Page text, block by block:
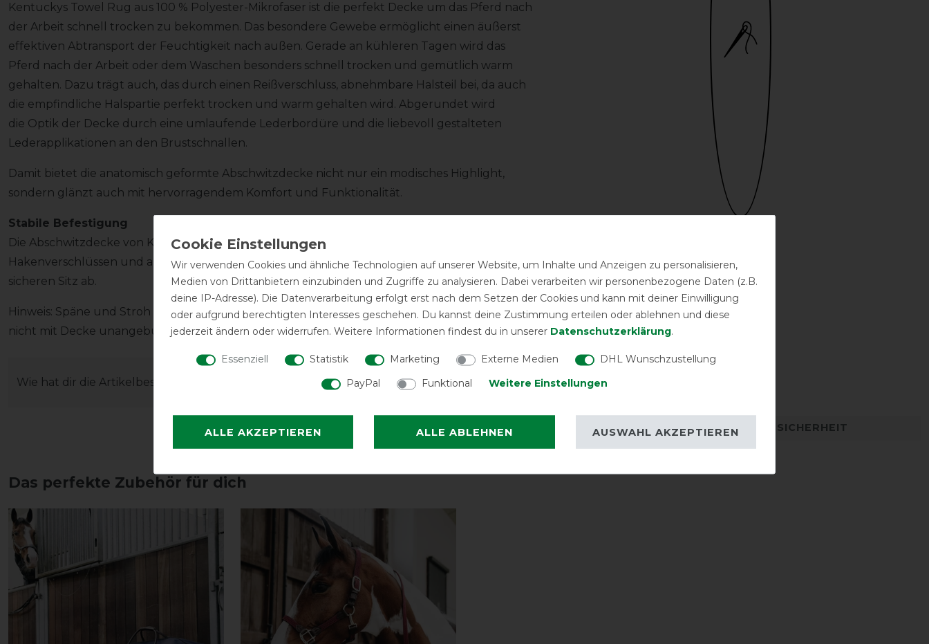
Kentuckys Towel Rug aus 100 % Polyester-Mikrofaser ist die perfekt Decke um das Pferd nach
der Arbeit schnell trocken zu bekommen. Das besondere Gewebe ermöglicht einen äußerst
effektiven Abtransport der Feuchtigkeit nach außen. Gerade an kühleren Tagen wird das
Pferd nach der Arbeit oder dem Waschen besonders schnell trocken und gemütlich warm
gehalten. Dazu trägt auch, das durch einen Reißverschluss, abnehmbare Halsteil bei, da auch
die empfindliche Halspartie perfekt trocken und warm gehalten wird. Abgerundet wird
die Optik der Decke durch eine umlaufende Lederbordüre und die liebevoll gestalteten
Lederapplikationen an den Brustschnallen.
Damit bietet die anatomisch geformte Abschwitzdecke nicht nur ein modisches Highlight,
sondern glänzt auch mit hervorragendem Komfort und Funktionalität.
Stabile Befestigung
Die Abschwitzdecke von Kentucky schließt an der Brust über zwei Schnallen mit T-
Hakenverschlüssen und am Hals mit zwei Klettverschlüssen, ein Schweifriemen rundet den
sicheren Sitz ab.
Hinweis: Späne und Stroh lassen sich nur schwer aus der Decke entfernen, das Pferd bitte
nicht mit Decke unangebunden im Stall stehen lassen.
Wie hat dir die Artikelbeschreibung gefallen?
inklusive
DETAILS ZUR PRODUKTSICHERHEIT
Das perfekte Zubehör für dich
Wir verwenden Cookies und ähnliche Technologien auf unserer Website, um Inhalte und Anzeigen zu personalisieren,
Medien von Drittanbietern einzubinden und Zugriffe zu analysieren. Dabei verarbeiten wir personenbezogene Daten (z.B.
deine IP-Adresse). Die Datenverarbeitung erfolgt erst nach dem Setzen der Cookies und kann mit deiner Einwilligung
oder aufgrund berechtigten Interesses geschehen. Du kannst deine Zustimmung erteilen oder ablehnen und diese
jederzeit ändern oder widerrufen. Weitere Informationen findest du in unserer Daten­schutz­erklärung.
Essenziell Statistik Marketing Externe Medien
DHL Wunschzustellung
PayPal
Funktional Weitere Einstellungen
ALLE AKZEPTIEREN ALLE ABLEHNEN AUSWAHL AKZEPTIEREN